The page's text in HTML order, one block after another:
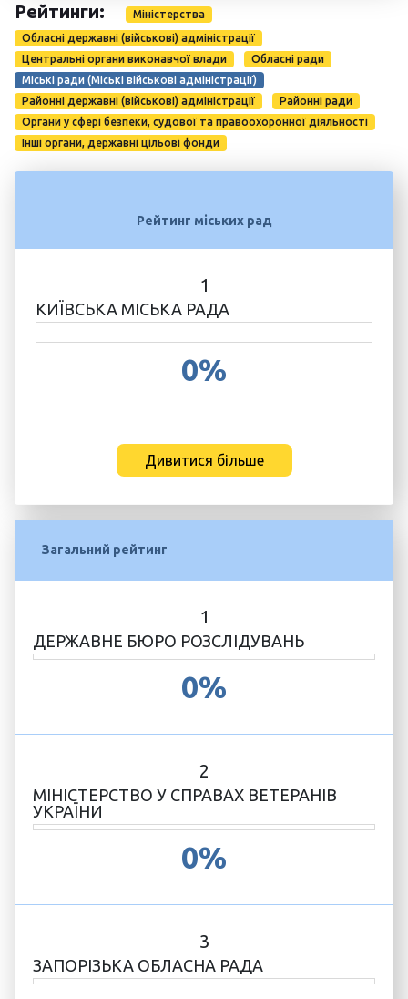
Рейтинги:
Міністерства
Обласні державні (військові) адміністрації
Центральні органи виконавчої влади
Обласні ради
Міські ради (Міські військові адміністрації)
Районні державні (військові) адміністрації
Районні ради
Органи у сфері безпеки, судової та правоохоронної діяльності
Інші органи, державні цільові фонди
Рейтинг міських рад
1
КИЇВСЬКА МІСЬКА РАДА
0%
Дивитися більше
Загальний рейтинг
1
ДЕРЖАВНЕ БЮРО РОЗСЛІДУВАНЬ
0%
2
МІНІСТЕРСТВО У СПРАВАХ ВЕТЕРАНІВ
УКРАЇНИ
0%
3
ЗАПОРІЗЬКА ОБЛАСНА РАДА